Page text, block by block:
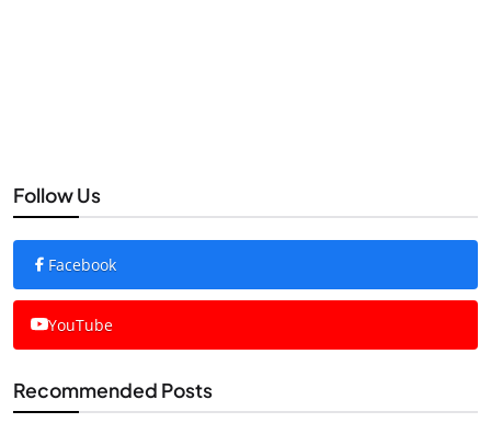
Follow Us
Facebook
YouTube
Recommended Posts